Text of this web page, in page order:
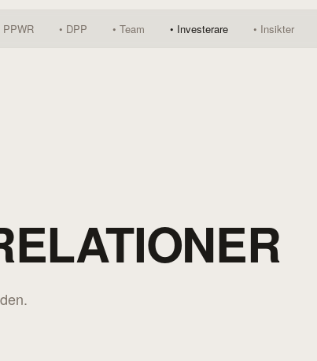
PPWR • DPP •Team • Investerare • Insikter